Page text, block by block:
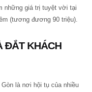
những giá trị tuyệt vời tại
(tương đương 90 triệu).
ĐẮT KHÁCH
là nơi hội tụ của nhiều